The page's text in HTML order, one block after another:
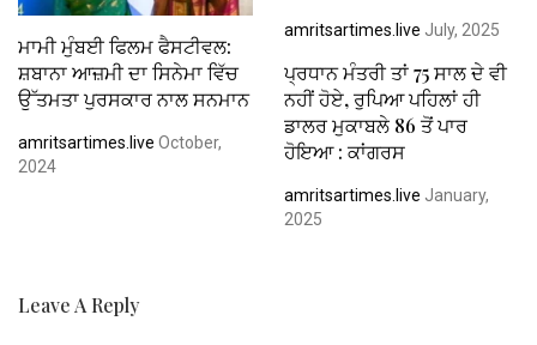
amritsartimes.live July, 2025
ਮਾਮੀ ਮੁੰਬਈ ਫਿਲਮ ਫੈਸਟੀਵਲ:
ਸ਼ਬਾਨਾ ਆਜ਼ਮੀ ਦਾ ਸਿਨੇਮਾ ਵਿੱਚ
ਉੱਤਮਤਾ ਪੁਰਸਕਾਰ ਨਾਲ ਸਨਮਾਨ
amritsartimes.live October,
2024
ਪ੍ਰਧਾਨ ਮੰਤਰੀ ਤਾਂ 75 ਸਾਲ ਦੇ ਵੀ
ਨਹੀਂ ਹੋਏ, ਰੁਪਿਆ ਪਹਿਲਾਂ ਹੀ
ਡਾਲਰ ਮੁਕਾਬਲੇ 86 ਤੋਂ ਪਾਰ
ਹੋਇਆ : ਕਾਂਗਰਸ
amritsartimes.live January,
2025
Leave A Reply